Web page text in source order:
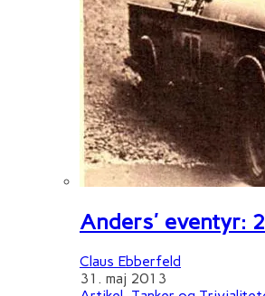
Anders' eventyr:
Claus Ebberfeld
31. maj 2013